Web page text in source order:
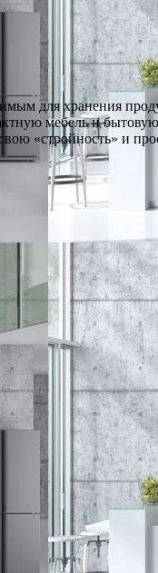
для хранения
мебель и
«стройность» и